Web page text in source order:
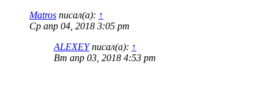
Matros писал(а): ↑
Ср апр 04, 2018 3:05 pm
ALEXEYписал(а): ↑
Вт апр 03, 2018 4:53 pm